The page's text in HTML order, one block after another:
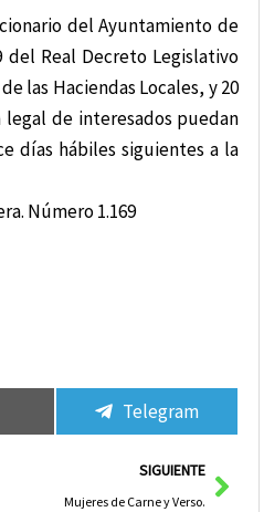
del Ayuntamiento de
Real Decreto Legislativo
las Haciendas Locales, y 20
legal de interesados puedan
días hábiles siguientes a la
Número 1.169
Telegram
SIGUIENTE
Mujeres de Carne y Verso.